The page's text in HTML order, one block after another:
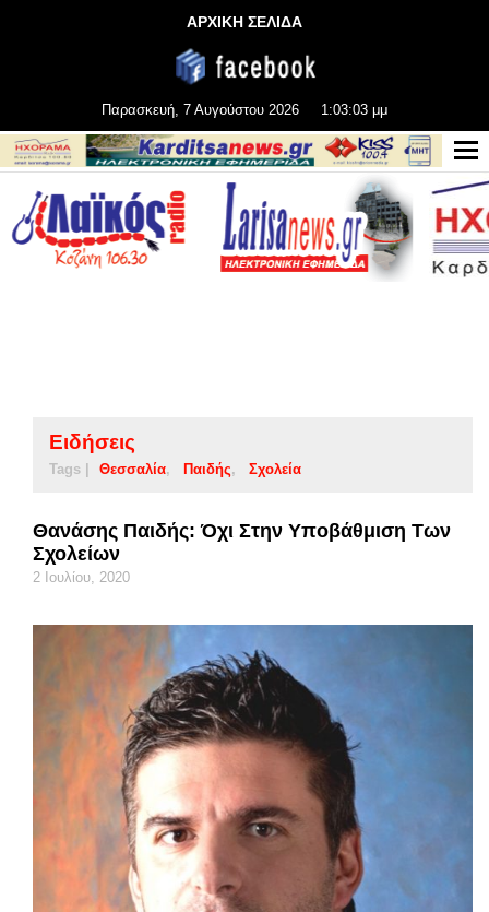
ΑΡΧΙΚΗ ΣΕΛΙΔΑ
Παρασκευή, 7 Αυγούστου 2026 1:03:04 μμ
Ειδήσεις
Tags | Θεσσαλία Παιδής Σχολεία
Θανάσης Παιδής: Όχι Στην Υποβάθμιση Των
Σχολείων
2 Ιουλίου, 2020